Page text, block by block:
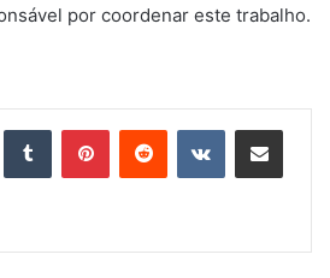
por coordenar este trabalho.
Tumblr PinterestReddit VK Compartilhar via e-mail